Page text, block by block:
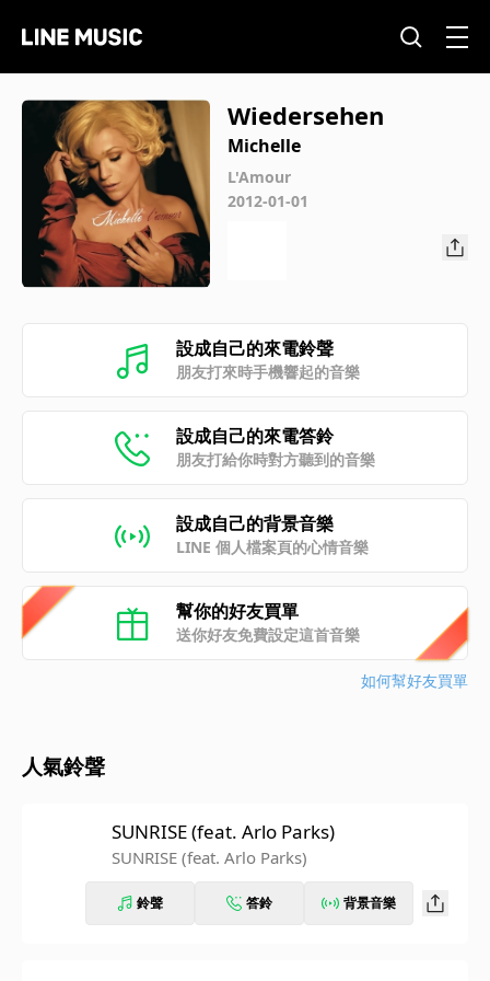
Wiedersehen
Michelle
L'Amour
2012-01-01
設成自己的來電鈴聲
朋友打來時手機響起的音樂
設成自己的來電答鈴
朋友打給你時對方聽到的音樂
設成自己的背景音樂
LINE 個人檔案頁的心情音樂
幫你的好友買單
送你好友免費設定這首音樂
如何幫好友買單
人氣鈴聲
SUNRISE (feat. Arlo Parks)
SUNRISE (feat. Arlo Parks)
鈴聲 答鈴 背景音樂